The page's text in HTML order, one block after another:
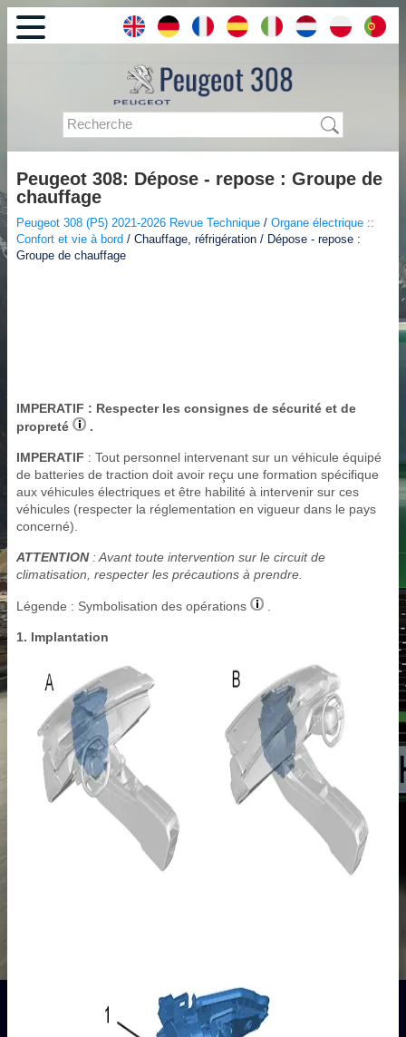
Peugeot 308: Dépose - repose : Groupe de
chauffage
Peugeot 308 (P5) 2021-2026 Revue Technique / Organe électrique ::
Confort et vie à bord / Chauffage, réfrigération / Dépose - repose :
Groupe de chauffage
IMPERATIF : Respecter les consignes de sécurité et de
propreté
.
IMPERATIF : Tout personnel intervenant sur un véhicule équipé
de batteries de traction doit avoir reçu une formation spécifique
aux véhicules électriques et être habilité à intervenir sur ces
véhicules (respecter la réglementation en vigueur dans le pays
concerné).
ATTENTION: Avant toute intervention sur le circuit de
climatisation, respecter les précautions à prendre.
Légende : Symbolisation des opérations
1. Implantation